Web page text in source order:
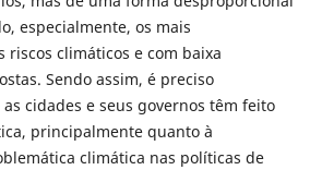
especialmente, os mais
riscos climáticos e com baixa
Sendo assim, é preciso
cidades e seus governos têm feito
principalmente quanto à
climática nas políticas de